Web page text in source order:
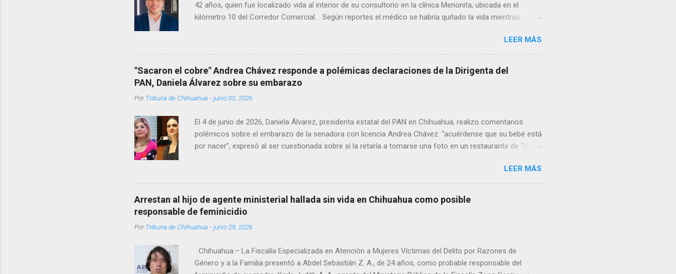
42 años, quien fue localizado vida al interior de su consultorio en la clínica Menonita, ubicada en el
kilómetro 10 del Corredor Comercial. Según reportes el médico se habría quitado la vida mientras
encontrándolo ya sin signos vitales. Erasmo Estrada, quien se desempeñó como presidente del Club
Rotario en el periodo 2023–2024, era un médico reconocido en la región.
LEER MÁS
"Sacaron el cobre" Andrea Chávez responde a polémicas declaraciones de la Dirigenta del
PAN, Daniela Álvarez sobre su embarazo
PorTribuna de Chihuahua -junio 05, 2026
El 4 de junio de 2026, Daniela Álvarez, presidenta estatal del PAN en Chihuahua, realizo comentarios
polémicos sobre el embarazo de la senadora con licencia Andrea Chávez. “acuérdense que su bebé está
por nacer”, expresó al ser cuestionada sobre si la retaría a tomarse una foto en un restaurante de Texas
pregunta porque hay muchas emociones fuertes, ¿Qué tal si se le ocurre que a lo mejor en el IMSS?,
¿Qué tal si se le ocurre cruzar y luego le den un susto, y pues la criatura se adelante o algo?, yo creo que
tendrá que ser cuidadosa porque los personajes de Morena, cada que cruzan, cruzan así de que, 'por
favor, que pase que pase, que pase', todos están bajo esa amenaza justamente por los vínculos y las
han sido consideradas polémicas al trasladar la confrontación política h...
LEER MÁS
Arrestan al hijo de agente ministerial hallada sin vida en Chihuahua como posible
responsable de feminicidio
PorTribuna de Chihuahua -junio 29, 2026
Chihuahua.– La Fiscalía Especializada en Atención a Mujeres Víctimas del Delito por Razones de
Género y a la Familia presentó a Abdel Sebastián Z. A., de 24 años, como probable responsable del